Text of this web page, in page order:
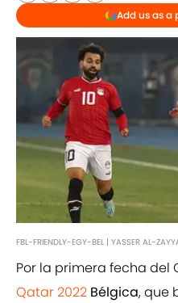
Add us as a
FBL-FRIENDLY-EGY-BEL | YASSER AL-
Por la primera fecha del
Qatar 2022 Bélgica, que